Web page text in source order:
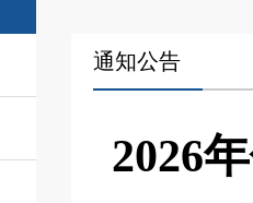
通知公告
2026